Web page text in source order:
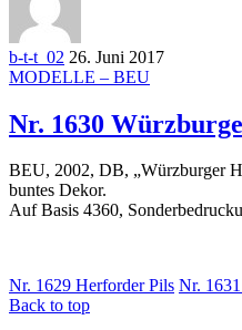
b-t-t_02 26. Juni 2017
MODELLE – BEU
Nr. 1630
BEU, 2002, DB, „Würzburger
buntes Dekor.
Auf Basis 4360,
Nr. 1629 Herforder Pils Nr.
Back to top